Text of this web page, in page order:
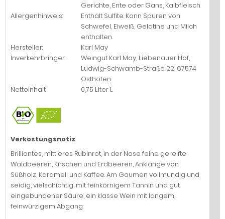
Gerichte, Ente oder Gans, Kalbfleisch
Allergenhinweis:
Enthält Sulfite. Kann Spuren von
Schwefel, Eiweiß, Gelatine und Milch
enthalten.
Hersteller:
Karl May
Inverkehrbringer:
Weingut Karl May, Liebenauer Hof,
Ludwig-Schwamb-Straße 22, 67574
Osthofen
Nettoinhalt:
0,75 Liter L
Verkostungsnotiz
Brilliantes, mittleres Rubinrot, in der Nase feine gereifte
Waldbeeren, Kirschen und Erdbeeren, Anklänge von
Süßholz, Karamell und Kaffee. Am Gaumen vollmundig und
seidig, vielschichtig, mit feinkörnigem Tannin und gut
eingebundener Säure, ein klasse Wein mit langem,
feinwürzigem Abgang.